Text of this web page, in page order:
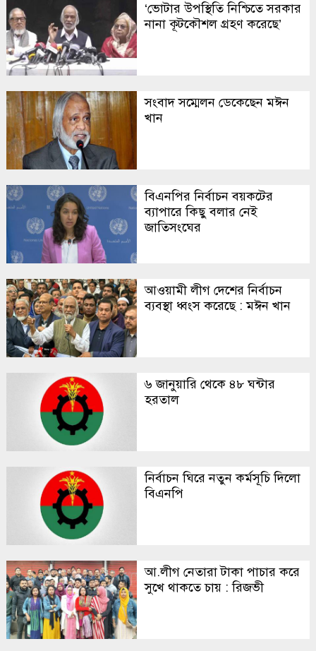
‘ভোটার উপস্থিতি নিশ্চিতে সরকার
নানা কূটকৌশল গ্রহণ করেছে’
সংবাদ সম্মেলন ডেকেছেন মঈন
খান
বিএনপির নির্বাচন বয়কটের
ব্যাপারে কিছু বলার নেই
জাতিসংঘের
আওয়ামী লীগ দেশের নির্বাচন
ব্যবস্থা ধ্বংস করেছে : মঈন খান
৬ জানুয়ারি থেকে ৪৮ ঘন্টার
হরতাল
নির্বাচন ঘিরে নতুন কর্মসূচি দিলো
বিএনপি
আ.লীগ নেতারা টাকা পাচার করে
সুখে থাকতে চায় : রিজভী